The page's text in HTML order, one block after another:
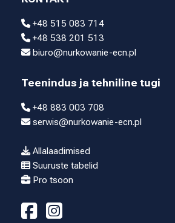
+48 515 083 714
+48 538 201 513
biuro@nurkowanie-ecn.pl
Teenindus ja tehniline tugi
+48 883 003 708
serwis@nurkowanie-ecn.pl
Allalaadimised
Suuruste tabelid
Pro tsoon